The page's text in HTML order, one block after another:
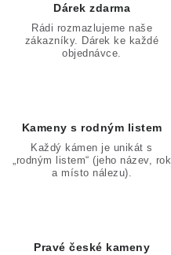
y
Dárek zdarma
Rádi rozmazlujeme naše
zákazníky. Dárek ke každé
objednávce.
Kameny s rodným listem
Každý kámen je unikát s
„rodným listem“ (jeho název, rok
a místo nálezu).
Pravé české kameny